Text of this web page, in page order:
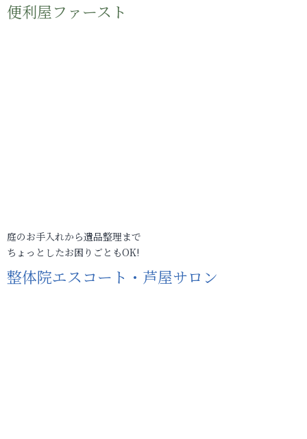
便利屋ファースト
庭のお手入れから遺品整理まで
ちょっとしたお困りごともOK!
整体院エスコート・芦屋サロン